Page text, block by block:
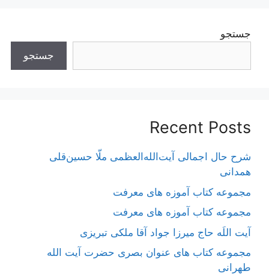
جستجو
جستجو
Recent Posts
شرح حال اجمالی آیت‌الله‌العظمی ملّا حسین‌قلی
همدانی
مجموعه کتاب آموزه های معرفت
مجموعه کتاب آموزه های معرفت
آیت اللَه حاج میرزا جواد آقا ملکی تبریزی
مجموعه کتاب های عنوان بصری حضرت آیت الله
طهرانی